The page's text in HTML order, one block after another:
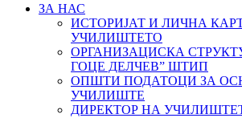
ЗА НАС
ИСТОРИЈАТ И ЛИЧНА
УЧИЛИШТЕТО
ОРГАНИЗАЦИСКА
ГОЦЕ ДЕЛЧЕВ” ШТИП
ОПШТИ ПОДАТОЦИ ЗА
УЧИЛИШТЕ
ДИРЕКТОР НА